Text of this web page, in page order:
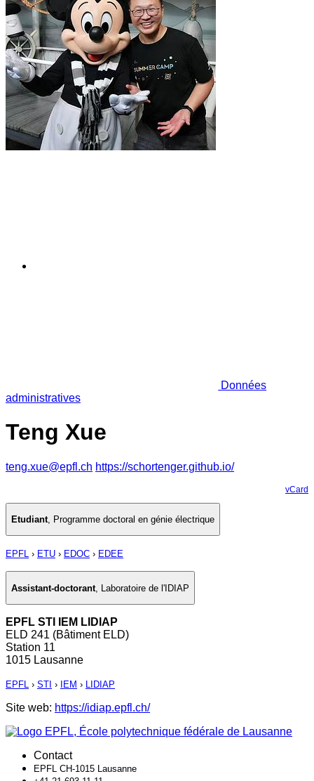
Données
administratives
Teng Xue
teng.xue@epfl.ch https://schortenger.github.io/
vCard
Etudiant, Programme doctoral en génie électrique
EPFL › ETU › EDOC › EDEE
Assistant-doctorant Laboratoire de l'IDIAP
EPFL STI IEM LIDIAP
ELD 241 (Bâtiment ELD)
Station 11
1015 Lausanne
EPFL › STI › IEM › LIDIAP
Site web: https://idiap.epfl.ch/
Contact
EPFL CH-1015 Lausanne